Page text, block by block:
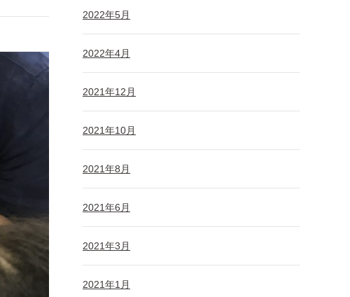
2022年5月
2022年4月
2021年12月
2021年10月
2021年8月
2021年6月
2021年3月
2021年1月